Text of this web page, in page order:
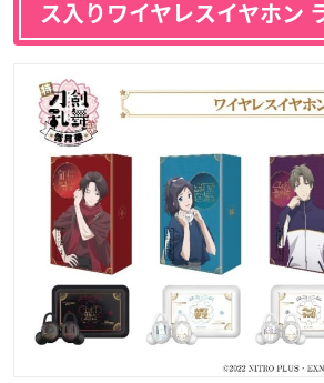
ス入りワイヤレスイヤホン